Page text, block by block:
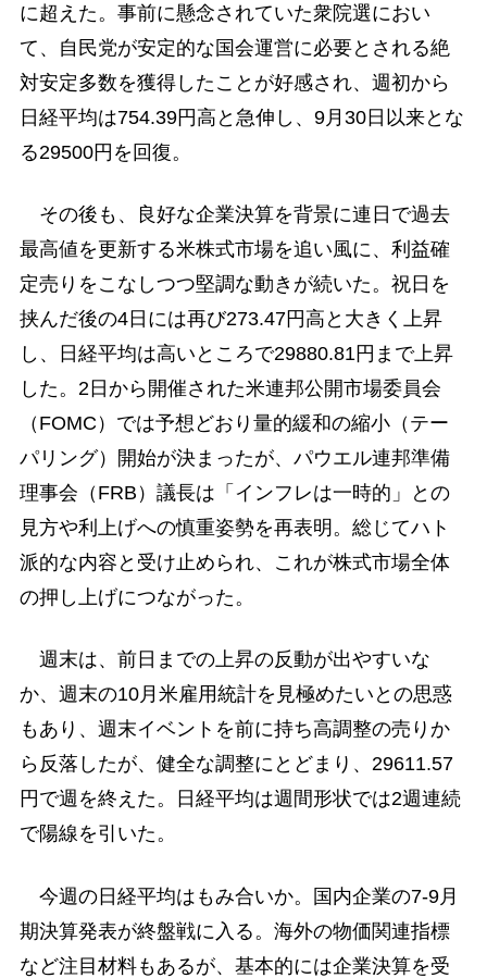
に超えた。事前に懸念されていた衆院選におい
て、自民党が安定的な国会運営に必要とされる絶
対安定多数を獲得したことが好感され、週初から
日経平均は754.39円高と急伸し、9月30日以来とな
る29500円を回復。
その後も、良好な企業決算を背景に連日で過去
最高値を更新する米株式市場を追い風に、利益確
定売りをこなしつつ堅調な動きが続いた。祝日を
挟んだ後の4日には再び273.47円高と大きく上昇
し、日経平均は高いところで29880.81円まで上昇
した。2日から開催された米連邦公開市場委員会
（FOMC）では予想どおり量的緩和の縮小（テー
パリング）開始が決まったが、パウエル連邦準備
理事会（FRB）議長は「インフレは一時的」との
見方や利上げへの慎重姿勢を再表明。総じてハト
派的な内容と受け止められ、これが株式市場全体
の押し上げにつながった。
週末は、前日までの上昇の反動が出やすいな
か、週末の10月米雇用統計を見極めたいとの思惑
もあり、週末イベントを前に持ち高調整の売りか
ら反落したが、健全な調整にとどまり、29611.57
円で週を終えた。日経平均は週間形状では2週連続
で陽線を引いた。
今週の日経平均はもみ合いか。国内企業の7-9月
期決算発表が終盤戦に入る。海外の物価関連指標
など注目材料もあるが、基本的には企業決算を受